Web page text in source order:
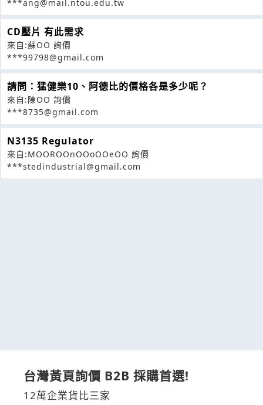
***ang@mail.ntou.edu.tw
CD壓片 有此需求
來自:蘇OO 詢價
***99798@gmail.com
請問：猛健樂10、阿德比的價格各是多少呢？
來自:陳OO 詢價
***8735@gmail.com
N3135 Regulator
來自:MOOROOnOOoOOeOO 詢價
***stedindustrial@gmail.com
台灣黃頁詢價 B2B 採購首選!
12萬企業貨比三家